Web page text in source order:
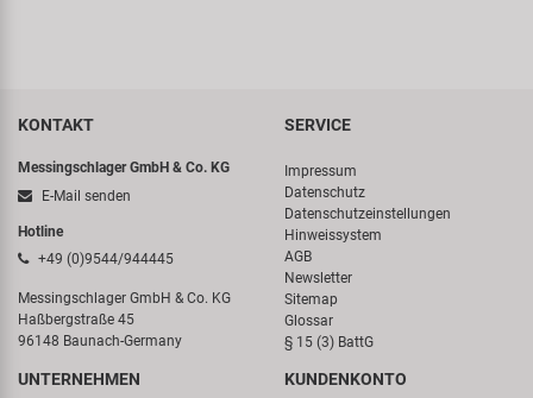
KONTAKT
Messingschlager GmbH & Co. KG
E-Mail senden
Hotline
+49 (0)9544/944445
Messingschlager GmbH & Co. KG
Haßbergstraße 45
96148 Baunach-Germany
SERVICE
Impressum
Datenschutz
Datenschutzeinstellungen
Hinweissystem
AGB
Newsletter
Sitemap
Glossar
§ 15 (3) BattG
UNTERNEHMEN KUNDENKONTO